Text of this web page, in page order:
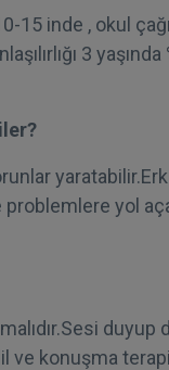
15 inde , okul
3
yol
duyup
ve konuşma